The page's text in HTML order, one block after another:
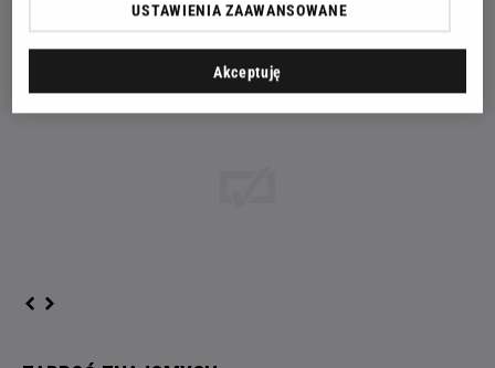
USTAWIENIA ZAAWANSOWANE
Akceptuję